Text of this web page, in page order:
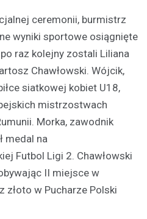
ceremonii, burmistrz
wyniki sportowe osiągnięte
raz kolejny zostali Liliana
Chawłowski. Wójcik,
siatkowej kobiet U18,
mistrzostwach
Morka, zawodnik
medal na
Futbol Ligi 2. Chawłowski
II miejsce w
złoto w Pucharze Polski